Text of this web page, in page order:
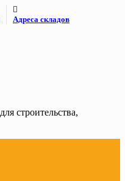
Адреса складов
строительства,